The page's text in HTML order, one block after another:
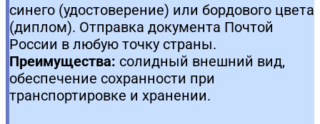
синего (удостоверение) или бордового цвета
(диплом). Отправка документа Почтой
России в любую точку страны.
Преимущества: солидный внешний вид,
обеспечение сохранности при
транспортировке и хранении.